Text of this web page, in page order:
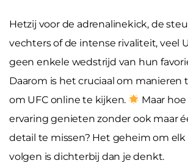
Hetzij voor de adrenalinekick, de
vechters of de intense rivaliteit, veel
geen enkele wedstrijd van hun
Daarom is het cruciaal om manieren
om UFC online te kijken.
Maar
ervaring genieten zonder ook maar
detail te missen? Het geheim om
volgen is dichterbij dan je denkt.